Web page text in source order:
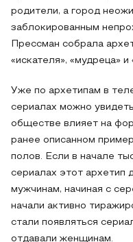
родители, а город
заблокированным
Прессман собрала
«искателя», «мудреца» и
Уже по архетипам в
сериалах можно
обществе влияет на
ранее описанном
полов. Если в начале
сериалах этот архетип
мужчинам, начиная с
начали активно
стали появляться
отдавали женщинам.